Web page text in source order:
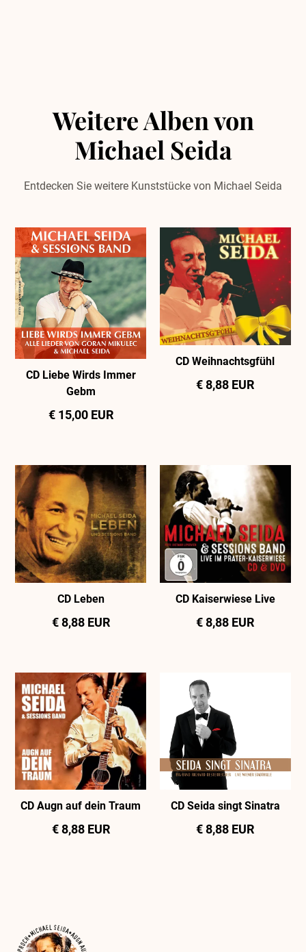
Weitere Alben von
Michael Seida
Entdecken Sie weitere Kunststücke von Michael Seida
CD Liebe Wirds Immer
Gebm
€ 15,00 EUR
CD Weihnachtsgfühl
€ 8,88 EUR
CD Leben
€ 8,88 EUR
CD Kaiserwiese Live
€ 8,88 EUR
CD Augn auf dein Traum
€ 8,88 EUR
CD Seida singt Sinatra
€ 8,88 EUR